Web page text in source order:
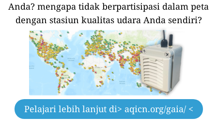
Anda? mengapa tidak berpartisipasi dalam peta
dengan stasiun kualitas udara Anda sendiri?
Pelajari lebih lanjut di> aqicn.org/gaia/ <